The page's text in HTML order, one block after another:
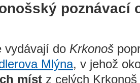
poznávací
vydávají do Krkonoš
Mlýna, v jehož
míst z celých